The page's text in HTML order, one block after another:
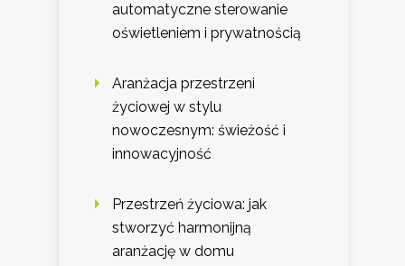
automatyczne sterowanie
oświetleniem i prywatnością
Aranżacja przestrzeni
życiowej w stylu
nowoczesnym: świeżość i
innowacyjność
Przestrzeń życiowa: jak
stworzyć harmonijną
aranżację w domu